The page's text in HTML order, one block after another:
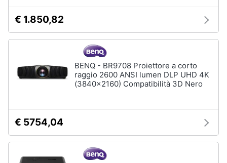
€ 1.850,82
BENQ - BR9708 Proiettore a corto
raggio 2600 ANSI lumen DLP UHD 4K
(3840x2160) Compatibilità 3D Nero
€ 5754,04